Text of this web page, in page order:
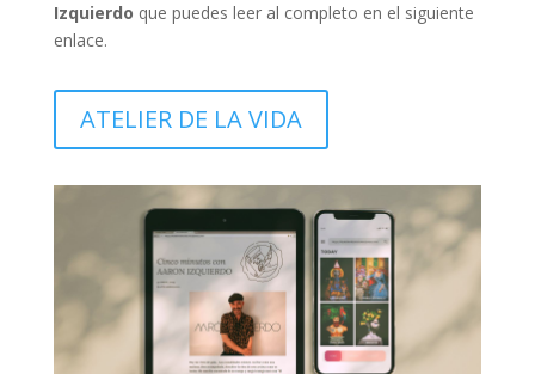
Izquierdo que puedes leer al completo en el siguiente
enlace.
ATELIER DE LA VIDA